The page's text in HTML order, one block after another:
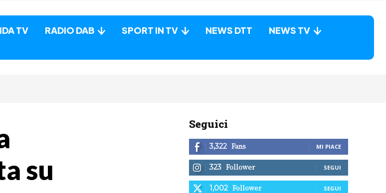
TV RADIO DAB SPORT IN TV NEWS DTT
NEWS TV
su
Seguici
3,322 Fans MI PIACE
323 Follower SEGUI
1,002 Follower SEGUI